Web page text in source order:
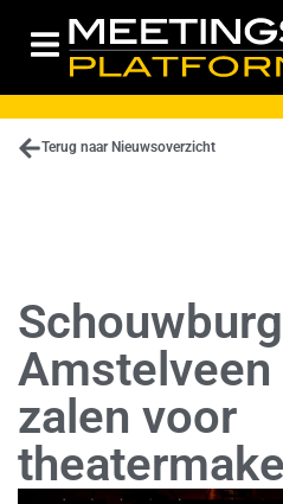
Terug naar Nieuwsoverzicht
Schouwburg
zalen voor